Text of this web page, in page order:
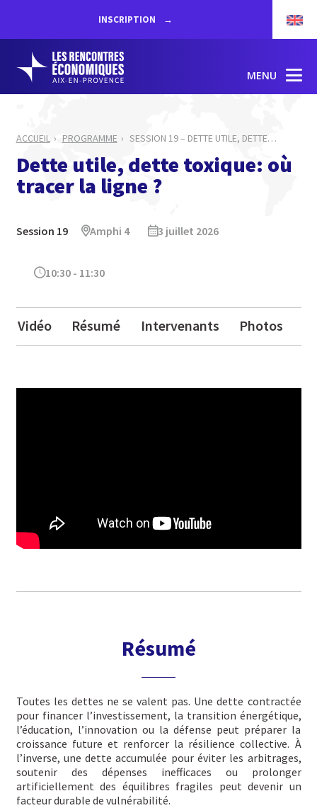
INSCRIPTION
MENU
ACCUEIL PROGRAMME SESSION 19 – DETTE UTILE, DETTE…
Dette utile, dette toxique: où
tracer la ligne ?
Session 19 Amphi 4 3 juillet 2026
10:30 - 11:30
Vidéo Résumé Intervenants Photos
Résumé
Toutes les dettes ne se valent pas. Une dette contractée
pour financer l’investissement, la transition énergétique,
l’éducation, l’innovation ou la défense peut préparer la
croissance future et renforcer la résilience collective. À
l’inverse, une dette accumulée pour éviter les arbitrages,
soutenir des dépenses inefficaces ou prolonger
artificiellement des équilibres fragiles peut devenir un
facteur durable de vulnérabilité.